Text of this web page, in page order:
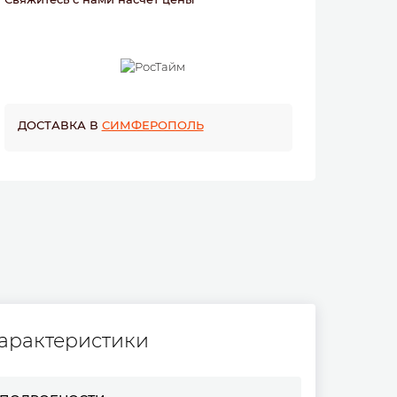
ДОСТАВКА В СИМФЕРОПОЛЬ